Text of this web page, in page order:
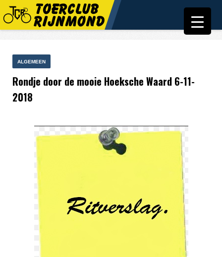
ALGEMEEN
Rondje door de mooie Hoeksche Waard 6-11-
2018